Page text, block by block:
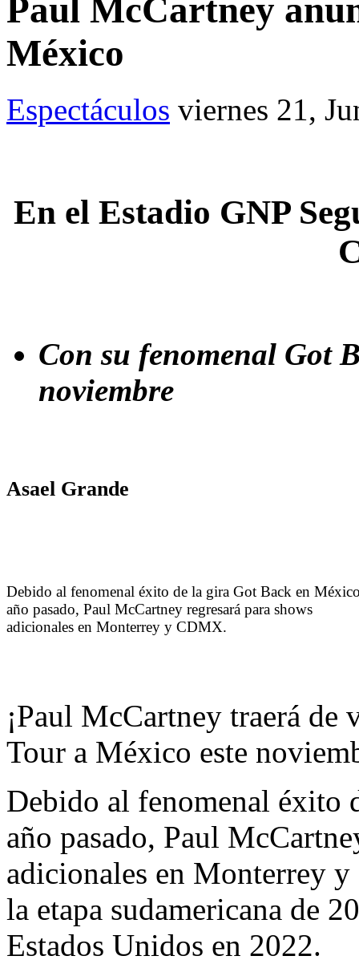
Paul McCartney
México
Espectáculos viernes 21,
En el Estadio GNP
Con su fenomenal Got
noviembre
Asael Grande
Debido al fenomenal éxito de la gira Got Back en
año pasado, Paul McCartney regresará para shows
adicionales en Monterrey y CDMX.
¡Paul McCartney traerá de
Tour a México este
Debido al fenomenal éxito
año pasado, Paul
adicionales en Monterrey
la etapa sudamericana de
Estados Unidos en 2022.